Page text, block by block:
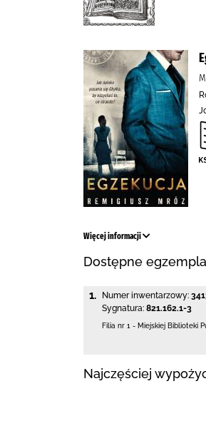
Więcej informacji
Dostępne
1. Numer inwentarzowy:
Sygnatura: 821.162.1-3
Filia nr 1 - Miejskiej Biblioteki
Najczęściej